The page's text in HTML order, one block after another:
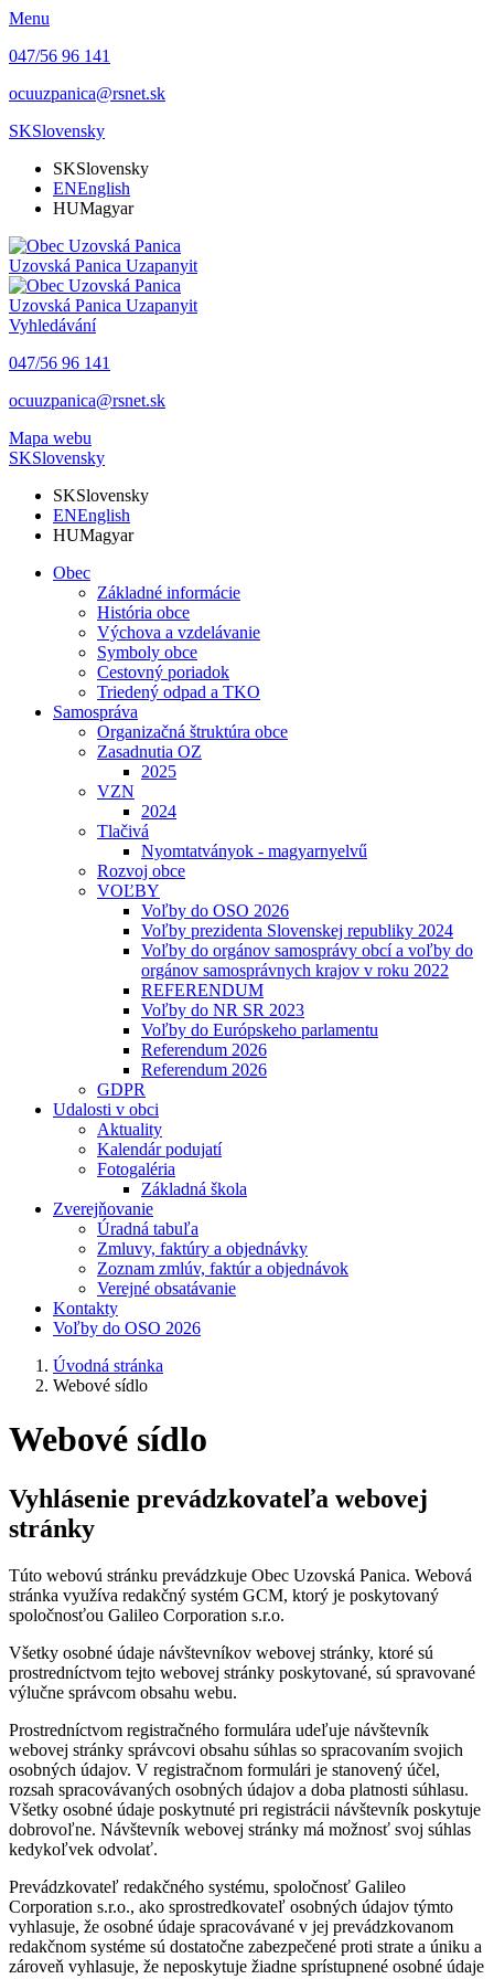
Menu
047/56 96 141
ocuuzpanica@rsnet.sk
SKSlovensky
SKSlovensky
ENEnglish
HUMagyar
Uzovská Panica Uzapanyit
Uzovská Panica Uzapanyit
Vyhledávání
047/56 96 141
ocuuzpanica@rsnet.sk
Mapa webu
SKSlovensky
SKSlovensky
ENEnglish
HUMagyar
Obec
Základné informácie
História obce
Výchova a vzdelávanie
Symboly obce
Cestovný poriadok
Triedený odpad a TKO
Samospráva
Organizačná štruktúra obce
Zasadnutia OZ
2025
VZN
2024
Tlačivá
Nyomtatványok - magyarnyelvű
Rozvoj obce
VOĽBY
Voľby do OSO 2026
Voľby prezidenta Slovenskej republiky 2024
Voľby do orgánov samosprávy obcí a voľby do
orgánov samosprávnych krajov v roku 2022
REFERENDUM
Voľby do NR SR 2023
Voľby do Európskeho parlamentu
Referendum 2026
Referendum 2026
GDPR
Udalosti v obci
Aktuality
Kalendár podujatí
Fotogaléria
Základná škola
Zverejňovanie
Úradná tabuľa
Zmluvy, faktúry a objednávky
Zoznam zmlúv, faktúr a objednávok
Verejné obsatávanie
Kontakty
Voľby do OSO 2026
Úvodná stránka
Webové sídlo
Webové sídlo
Vyhlásenie prevádzkovateľa webovej
stránky
Túto webovú stránku prevádzkuje Obec Uzovská Panica. Webová
stránka využíva redakčný systém GCM, ktorý je poskytovaný
spoločnosťou Galileo Corporation s.r.o.
Všetky osobné údaje návštevníkov webovej stránky, ktoré sú
prostredníctvom tejto webovej stránky poskytované, sú spravované
výlučne správcom obsahu webu.
Prostredníctvom registračného formulára udeľuje návštevník
webovej stránky správcovi obsahu súhlas so spracovaním svojich
osobných údajov. V registračnom formulári je stanovený účel,
rozsah spracovávaných osobných údajov a doba platnosti súhlasu.
Všetky osobné údaje poskytnuté pri registrácii návštevník poskytuje
dobrovoľne. Návštevník webovej stránky má možnosť svoj súhlas
kedykoľvek odvolať.
Prevádzkovateľ redakčného systému, spoločnosť Galileo
Corporation s.r.o., ako sprostredkovateľ osobných údajov týmto
vyhlasuje, že osobné údaje spracovávané v jej prevádzkovanom
redakčnom systéme sú dostatočne zabezpečené proti strate a úniku a
zároveň vyhlasuje, že neposkytuje žiadne sprístupnené osobné údaje